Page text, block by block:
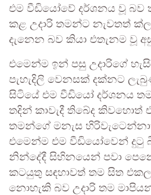
එම වීඩියෝවේ දර්ශනය වූ බව
කළ උදාරි තමන්ට නැවතත්
දැනෙන බව කියා එතැනම වූ
එමෙන්ම ඉන් පසු උදාරිගේ
පැහැදිලි වෙනසක් දක්නට
සිටියේ එම වීඩියෝ දර්ශනය
තදින් කාවැදී තිබේද කිවහොත්
තමන්ගේ මනැස
එමෙන්ම එම වීඩියෝවෙන් දුටු
නින්දේදී සිහිනයෙන් පවා
කටයුතු සඳහාවත් තම සිත
නොහැකි බව උදාරි තම